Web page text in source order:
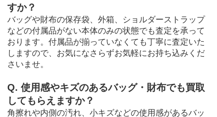
すか？
バッグや財布の保存袋、外箱、ショルダーストラップ
などの付属品がない本体のみの状態でも査定を承って
おります。付属品が揃っていなくても丁寧に査定いた
しますので、お気になさらずお気軽にお持ち込みくだ
さいませ。
Q. 使用感やキズのあるバッグ・財布でも買取
してもらえますか？
角擦れや内側の汚れ、小キズなどの使用感があるバッ